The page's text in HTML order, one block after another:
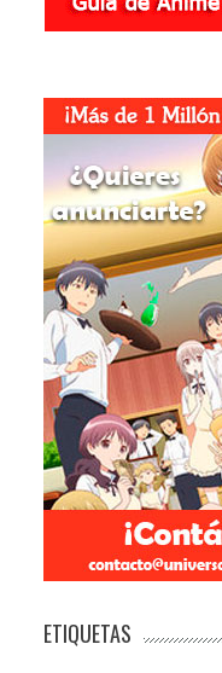
ETIQUETAS